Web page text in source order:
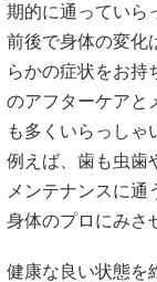
期的に通っていら
前後で身体の変化
らかの症状をお持
のアフターケアと
も多くいらっしゃ
例えば、歯も虫歯
メンテナンスに通
身体のプロにみさ
健康な良い状態を